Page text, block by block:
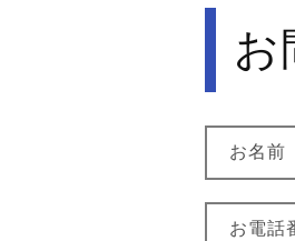
お
お名前
お電話